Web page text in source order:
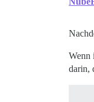
Wenn
darin,